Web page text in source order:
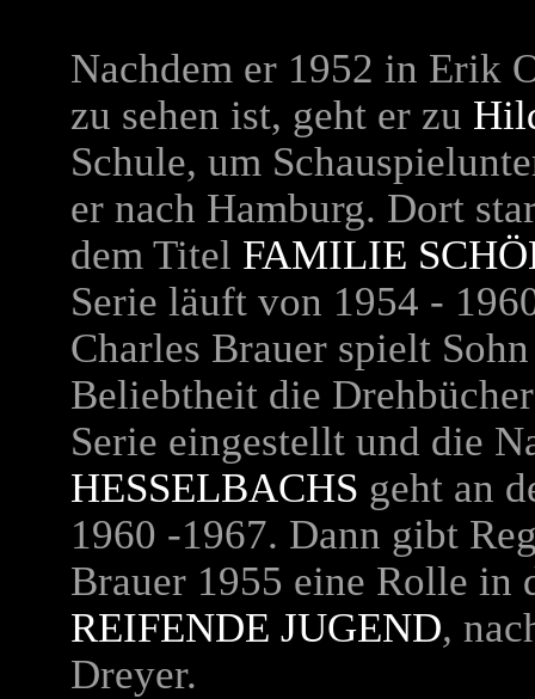
Nachdem er 1952 in Erik
zu sehen ist, geht er zu
Schule, um
er nach Hamburg. Dort
dem Titel FAMILIE
Serie läuft von 1954 -
Charles Brauer spielt
Beliebtheit die
Serie eingestellt und die
HESSELBACHS geht an
1960 -1967. Dann gibt
Brauer 1955 eine Rolle in
REIFENDE JUGEND,
Dreyer.